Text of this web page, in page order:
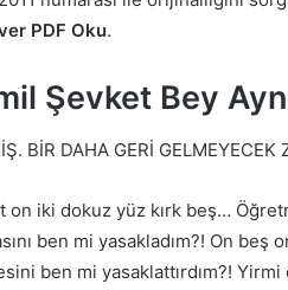
PDF Oku.
Şevket Bey
BİR DAHA GERİ GELMEYECEK
on iki dokuz yüz kırk beş…
ben mi yasakladım?! On
ben mi yasaklattırdım?! Yirmi